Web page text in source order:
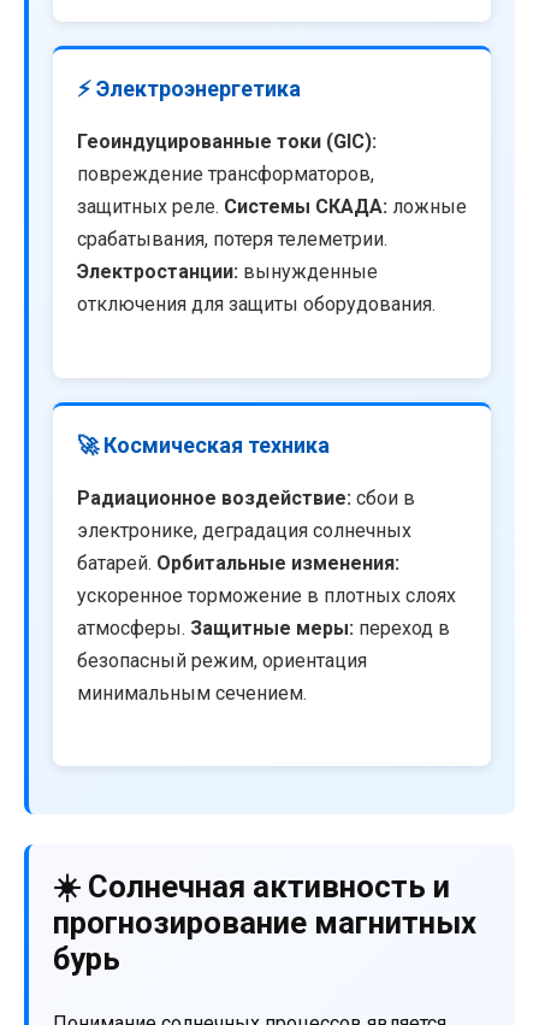
⚡ Электроэнергетика
Геоиндуцированные токи (GIC):
повреждение трансформаторов,
защитных реле. Системы СКАДА: ложные
срабатывания, потеря телеметрии.
Электростанции: вынужденные
отключения для защиты оборудования.
🚀 Космическая техника
Радиационное воздействие: сбои в
электронике, деградация солнечных
батарей. Орбитальные изменения:
ускоренное торможение в плотных слоях
атмосферы. Защитные меры: переход в
безопасный режим, ориентация
минимальным сечением.
☀️ Солнечная активность и
прогнозирование магнитных
бурь